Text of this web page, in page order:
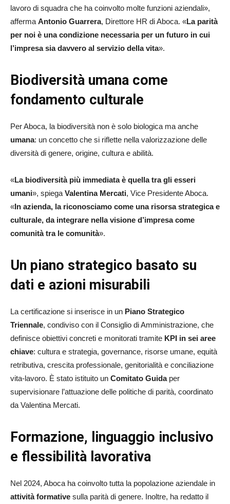
lavoro di squadra che ha coinvolto molte funzioni aziendali»,
afferma Antonio Guarrera, Direttore HR di Aboca. «La parità
per noi è una condizione necessaria per un futuro in cui
l’impresa sia davvero al servizio della vita».
Biodiversità umana come
fondamento culturale
Per Aboca, la biodiversità non è solo biologica ma anche
umana: un concetto che si riflette nella valorizzazione delle
diversità di genere, origine, cultura e abilità.
«La biodiversità più immediata è quella tra gli esseri
umani», spiega Valentina Mercati, Vice Presidente Aboca.
«In azienda, la riconosciamo come una risorsa strategica e
culturale, da integrare nella visione d’impresa come
comunità tra le comunità».
Un piano strategico basato su
dati e azioni misurabili
La certificazione si inserisce in un Piano Strategico
Triennale, condiviso con il Consiglio di Amministrazione, che
definisce obiettivi concreti e monitorati tramite KPI in sei aree
chiave: cultura e strategia, governance, risorse umane, equità
retributiva, crescita professionale, genitorialità e conciliazione
vita-lavoro. È stato istituito un Comitato Guidaper
supervisionare l’attuazione delle politiche di parità, coordinato
da Valentina Mercati.
Formazione, linguaggio inclusivo
e flessibilità lavorativa
Nel 2024, Aboca ha coinvolto tutta la popolazione aziendale in
attività formative sulla parità di genere. Inoltre, ha redatto il